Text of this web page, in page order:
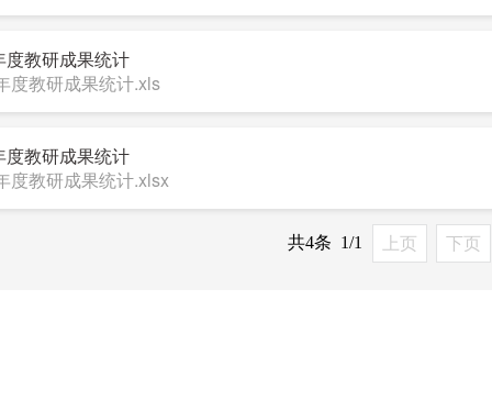
度教研成果统计
度教研成果统计.xls
度教研成果统计
度教研成果统计.xlsx​
共4条 1/1 上页 下页